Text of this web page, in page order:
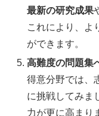
最新の研究成果
これにより、よ
ができます。
高難度の問題集
得意分野では、
に挑戦してみま
力が更に高まり